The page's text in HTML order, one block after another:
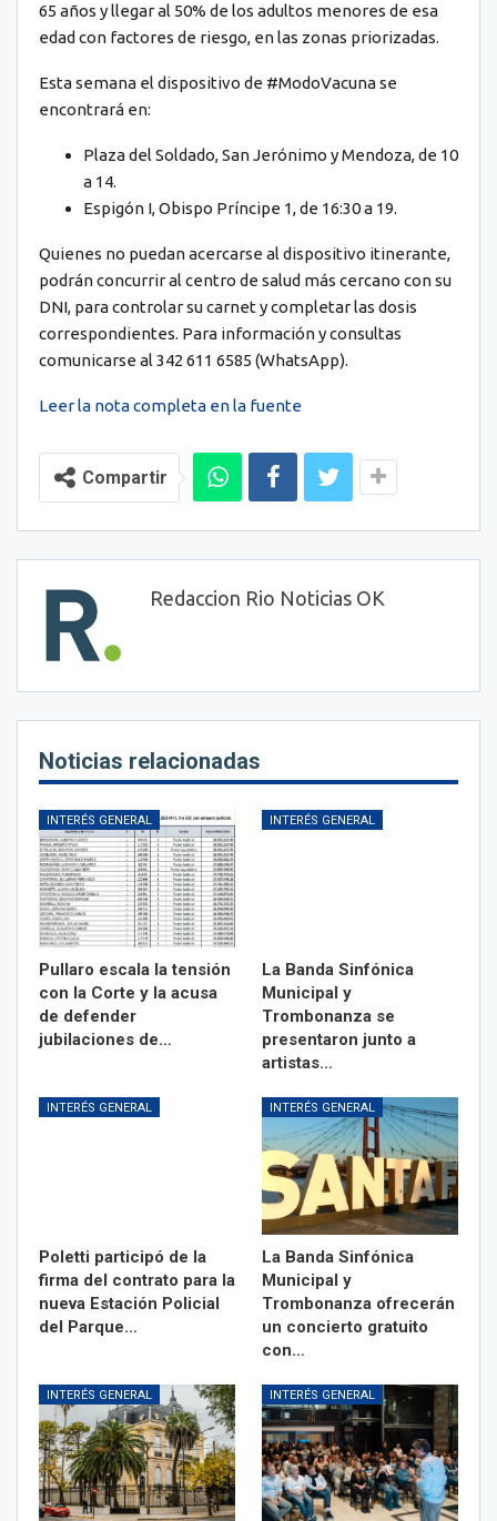
65 años y llegar al 50% de los adultos menores de esa
edad con factores de riesgo, en las zonas priorizadas.
Esta semana el dispositivo de #ModoVacuna se
encontrará en:
Plaza del Soldado, San Jerónimo y Mendoza, de 10
a 14.
Espigón I, Obispo Príncipe 1, de 16:30 a 19.
Quienes no puedan acercarse al dispositivo itinerante,
podrán concurrir al centro de salud más cercano con su
DNI, para controlar su carnet y completar las dosis
correspondientes. Para información y consultas
comunicarse al 342 611 6585 (WhatsApp).
Leer la nota completa en la fuente
Compartir
Redaccion Rio Noticias OK
Noticias relacionadas
INTERÉS GENERAL
Pullaro escala la tensión
con la Corte y la acusa
de defender
jubilaciones de…
INTERÉS GENERAL
La Banda Sinfónica
Municipal y
Trombonanza se
presentaron junto a
artistas…
INTERÉS GENERAL
Poletti participó de la
firma del contrato para la
nueva Estación Policial
del Parque…
INTERÉS GENERAL
La Banda Sinfónica
Municipal y
Trombonanza ofrecerán
un concierto gratuito
con…
INTERÉS GENERAL INTERÉS GENERAL